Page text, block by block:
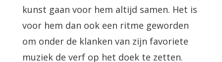
kunst gaan voor hem altijd samen. Het is
voor hem dan ook een ritme geworden
om onder de klanken van zijn favoriete
muziek de verf op het doek te zetten.